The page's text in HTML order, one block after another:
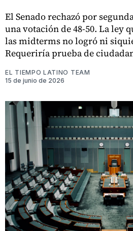
El Senado rechazó por
una votación de 48-50. La ley
las midterms no logró ni
Requeriría prueba de
EL TIEMPO LATINO TEAM
15 de junio de 2026